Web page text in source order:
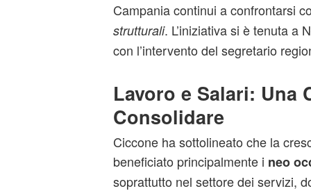
Campania continui a confrontarsi
strutturali. L’iniziativa si è tenuta a
con l’intervento del segretario
Lavoro e Salari: Una
Consolidare
Ciccone ha sottolineato che la
beneficiato principalmente i neo
soprattutto nel settore dei servizi,